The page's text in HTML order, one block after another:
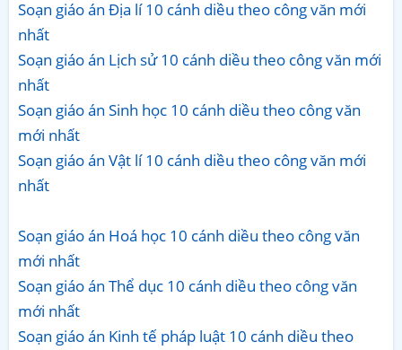
Soạn giáo án Địa lí 10 cánh diều theo công văn mới
nhất
Soạn giáo án Lịch sử 10 cánh diều theo công văn mới
nhất
Soạn giáo án Sinh học 10 cánh diều theo công văn
mới nhất
Soạn giáo án Vật lí 10 cánh diều theo công văn mới
nhất
Soạn giáo án Hoá học 10 cánh diều theo công văn
mới nhất
Soạn giáo án Thể dục 10 cánh diều theo công văn
mới nhất
Soạn giáo án Kinh tế pháp luật 10 cánh diều theo